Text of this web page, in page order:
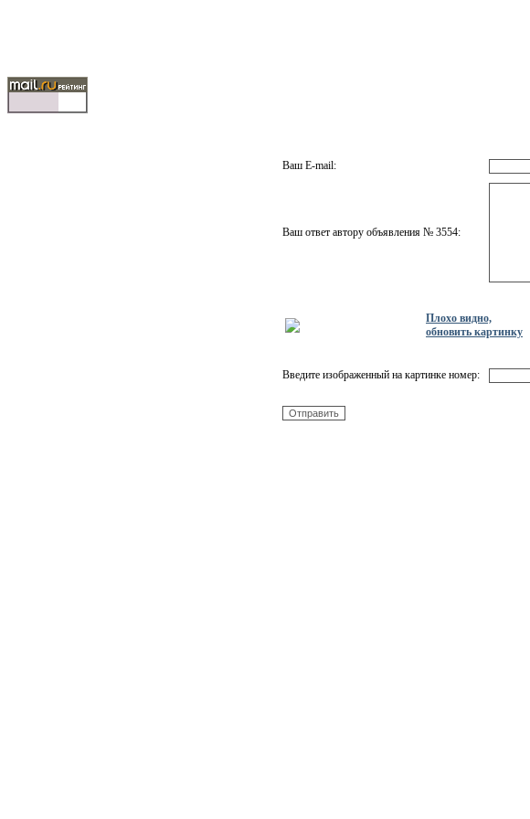
Ваш E-mail:
Ваш ответ автору объявления № 3554:
Плохо видно,
обновить картинку
Введите изображенный на картинке номер: